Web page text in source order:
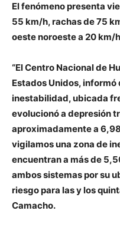
El fenómeno presenta
55 km/h, rachas de 75
oeste noroeste a 20 km/
“El Centro Nacional de
Estados Unidos, informó
inestabilidad, ubicada
evolucionó a depresión
aproximadamente a
vigilamos una zona de
encuentran a más de
ambos sistemas por su
riesgo para las y los
Camacho.